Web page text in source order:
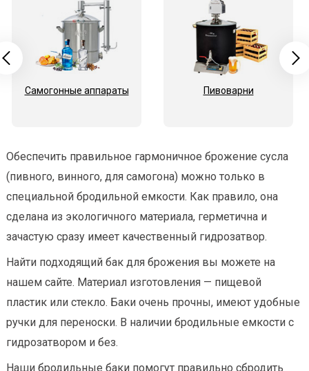
Самогонные аппараты Пивоварни
Обеспечить правильное гармоничное брожение сусла
(пивного, винного, для самогона) можно только в
специальной бродильной емкости. Как правило, она
сделана из экологичного материала, герметична и
зачастую сразу имеет качественный гидрозатвор.
Найти подходящий бак для брожения вы можете на
нашем сайте. Материал изготовления — пищевой
пластик или стекло. Баки очень прочны, имеют удобные
ручки для переноски. В наличии бродильные емкости с
гидрозатвором и без.
Наши бродильные баки помогут правильно сбродить